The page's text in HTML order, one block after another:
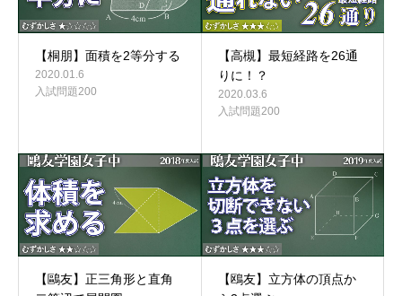
【桐朋】面積を2等分する
2020.01.6
入試問題200
【高槻】最短経路を26通
りに！？
2020.03.6
入試問題200
【鷗友】正三角形と直角
【鴎友】立方体の頂点か